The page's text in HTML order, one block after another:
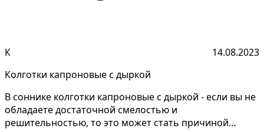
К
14.08.2023
Колготки капроновые с дыркой
В соннике колготки капроновые с дыркой - если вы не
обладаете достаточной смелостью и
решительностью, то это может стать причиной